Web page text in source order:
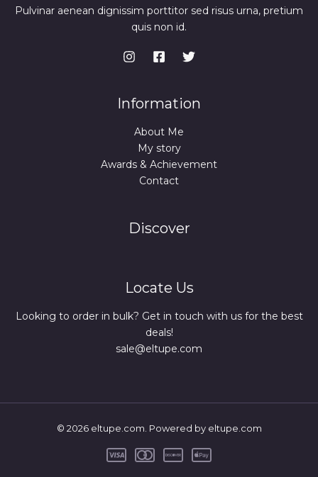
Pulvinar aenean dignissim porttitor sed risus urna, pretium
quis non id.
Information
About Me
My story
Awards & Achievement
Contact
Discover
Locate Us
Looking to order in bulk? Get in touch with us for the best
deals!
sale@eltupe.com
© 2026 eltupe.com. Powered by eltupe.com